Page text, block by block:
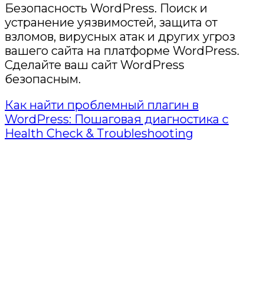
Безопасность WordPress. Поиск и
устранение уязвимостей, защита от
взломов, вирусных атак и других угроз
вашего сайта на платформе WordPress.
Сделайте ваш сайт WordPress
безопасным.
Как найти проблемный плагин в
WordPress: Пошаговая диагностика с
Health Check & Troubleshooting